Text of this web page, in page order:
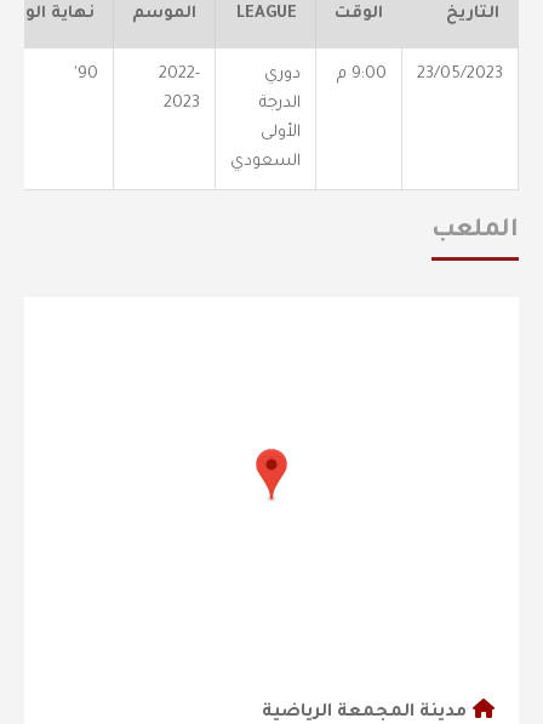
التاريخ الوقت LEAGUE الموسم نهاية
23/05/2023 9:00 م
دوري
الدرجة
الأولى
السعودي
2022-
2023
90'
الملعب
مدينة المجمعة الرياضية